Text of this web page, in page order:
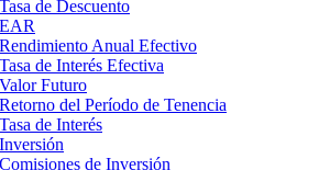
de Descuento
Anual Efectivo
de Interés Efectiva
Futuro
del Período de Tenencia
de Interés
de Inversión